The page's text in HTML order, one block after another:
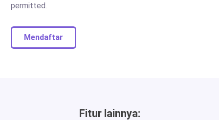
permitted.
Mendaftar
Fitur lainnya: